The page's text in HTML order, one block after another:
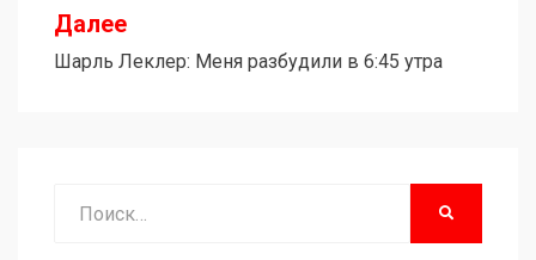
Далее
Шарль Леклер: Меня разбудили в 6:45 утра